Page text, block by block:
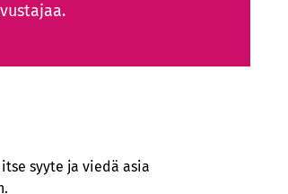
syyte ja viedä asia